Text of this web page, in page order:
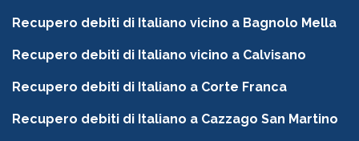
Recupero debiti di Italiano vicino a Bagnolo Mella
Recupero debiti di Italiano vicino a Calvisano
Recupero debiti di Italiano a Corte Franca
Recupero debiti di Italiano a Cazzago San Martino